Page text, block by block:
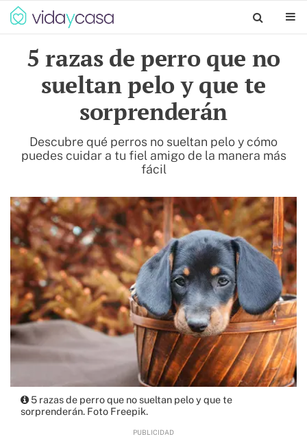
5 razas de perro que no
sueltan pelo y que te
sorprenderán
Descubre qué perros no sueltan pelo y cómo
puedes cuidar a tu fiel amigo de la manera más
fácil
5 razas de perro que no sueltan pelo y que te
sorprenderán. Foto Freepik.